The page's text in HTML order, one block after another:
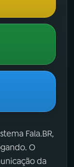
Fala.BR,
O
da